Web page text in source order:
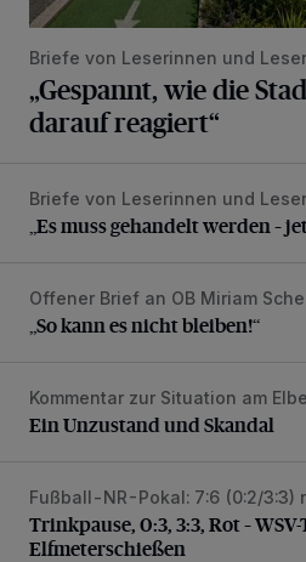
Briefe von Leserinnen und
„Gespannt, wie die
darauf reagiert“
„Es muss gehandelt werden –
Briefe von Leserinnen und
„Es muss gehandelt werden –
„So kann es nicht bleiben!“
Offener Brief an OB Miriam
„So kann es nicht bleiben!“
Ein Unzustand und Skandal
Kommentar zur Situation am
Ein Unzustand und Skandal
Trinkpause, 0:3, 3:3, Rot –
Fußball-NR-Pokal: 7:6 (0:2/3:3)
Trinkpause, 0:3, 3:3, Rot –
Elfmeterschießen